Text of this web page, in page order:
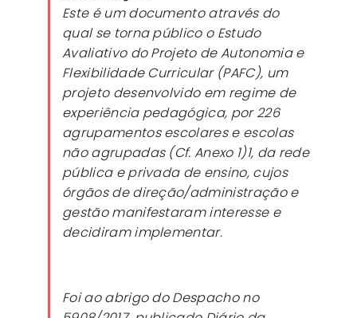
Este é um documento através do
qual se torna público o Estudo
Avaliativo do Projeto de Autonomia e
Flexibilidade Curricular (PAFC), um
projeto desenvolvido em regime de
experiência pedagógica, por 226
agrupamentos escolares e escolas
não agrupadas (Cf. Anexo 1)1, da rede
pública e privada de ensino, cujos
órgãos de direção/administração e
gestão manifestaram interesse e
decidiram implementar.
Foi ao abrigo do Despacho no